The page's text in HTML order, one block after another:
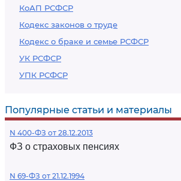
КоАП РСФСР
Кодекс законов о труде
Кодекс о браке и семье РСФСР
УК РСФСР
УПК РСФСР
Популярные статьи и материалы
N 400-ФЗ от 28.12.2013
ФЗ о страховых пенсиях
N 69-ФЗ от 21.12.1994